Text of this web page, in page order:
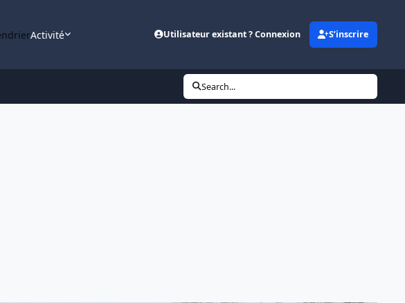
Activité Utilisateur existant ? Connexion S’inscrire
Search...